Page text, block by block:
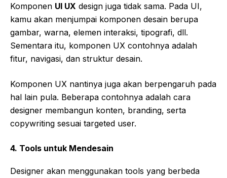
Komponen UI UX design juga tidak sama. Pada UI,
kamu akan menjumpai komponen desain berupa
gambar, warna, elemen interaksi, tipografi, dll.
Sementara itu, komponen UX contohnya adalah
fitur, navigasi, dan struktur desain.
Komponen UX nantinya juga akan berpengaruh pada
hal lain pula. Beberapa contohnya adalah cara
designer membangun konten, branding, serta
copywriting sesuai targeted user.
4. Tools untuk Mendesain
Designer akan menggunakan tools yang berbeda